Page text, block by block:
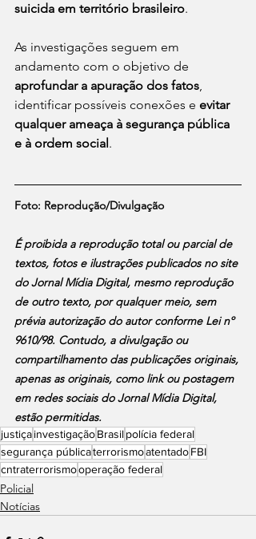
suicida em território brasileiro.
As investigações seguem em
andamento com o objetivo de
aprofundar a apuração dos fatos,
identificar possíveis conexões e evitar
qualquer ameaça à segurança pública
e à ordem social .
Foto: Reprodução/Divulgação
É proibida a reprodução total ou parcial de
textos, fotos e ilustrações publicados no site
do Jornal Mídia Digital, mesmo reprodução
de outro texto, por qualquer meio, sem
prévia autorização do autor conforme Lei nº
9610/98. Contudo, a divulgação ou
compartilhamento das publicações originais,
apenas as originais, como link ou postagem
em redes sociais do Jornal Mídia Digital,
estão permitidas.
justiçainvestigaçãoBrasilpolícia federal
segurança públicaterrorismoatentadoFBI
cntraterrorismooperação federal
Policial
Notícias